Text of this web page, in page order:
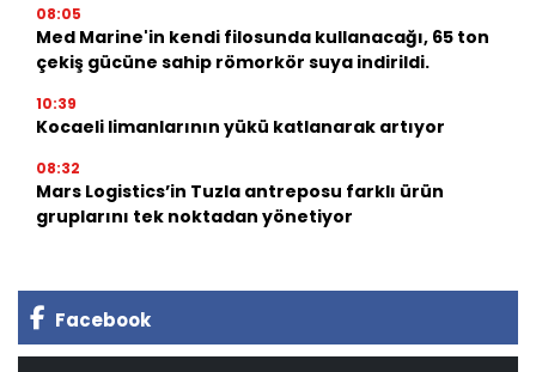
08:05
Med Marine'in kendi filosunda kullanacağı, 65 ton
çekiş gücüne sahip römorkör suya indirildi.
10:39
Kocaeli limanlarının yükü katlanarak artıyor
08:32
Mars Logistics’in Tuzla antreposu farklı ürün
gruplarını tek noktadan yönetiyor
Facebook